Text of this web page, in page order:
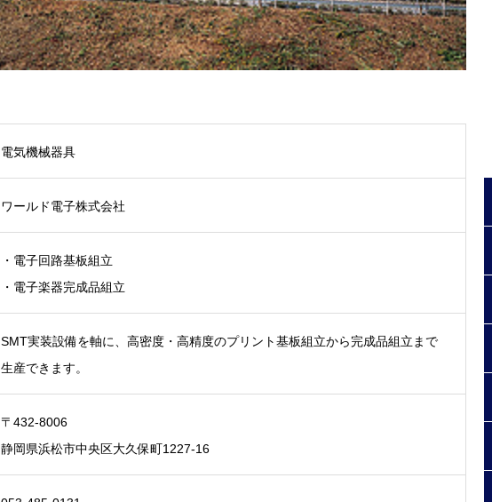
電気機械器具
ワールド電子株式会社
・電子回路基板組立
・電子楽器完成品組立
SMT実装設備を軸に、高密度・高精度のプリント基板組立から完成品組立まで
生産できます。
〒432-8006
静岡県浜松市中央区大久保町1227-16